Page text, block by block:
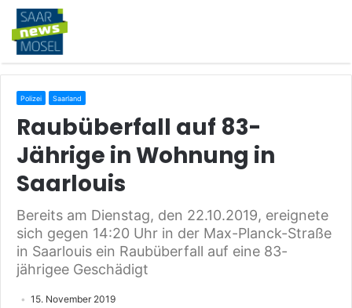
Polizei Saarland
Raubüberfall auf 83-
Jährige in Wohnung in
Saarlouis
Bereits am Dienstag, den 22.10.2019, ereignete
sich gegen 14:20 Uhr in der Max-Planck-Straße
in Saarlouis ein Raubüberfall auf eine 83-
jährigee Geschädigt
15. November 2019